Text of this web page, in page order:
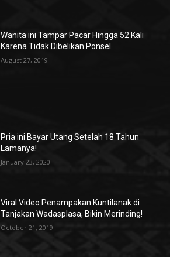
Wanita ini Tampar Pacar Hingga 52 Kali
Karena Tidak Dibelikan Ponsel
August 27, 2019
Pria ini Bayar Utang Setelah 18 Tahun
Lamanya!
January 23, 2020
Viral Video Penampakan Kuntilanak di
Tanjakan Wadasplasa, Bikin Merinding!
October 21, 2019